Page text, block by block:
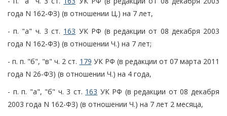
года N 162-ФЗ) (в отношении Ц.) на 7 лет,
- п. "а" ч. 3 ст. 163 УК РФ (в редакции от 08 декабря 2003
года N 162-ФЗ) (в отношении Ч.) на 7 лет;
- п. п. "б", "в" ч. 2 ст. 179 УК РФ (в редакции от 07 марта 2011
года N 26-ФЗ) (в отношении Ч.) на 4 года,
- п. п. "а", "б" ч. 3 ст. 163 УК РФ (в редакции от 08 декабря
2003 года N 162-ФЗ) (в отношении Ч.) на 7 лет 2 месяца,